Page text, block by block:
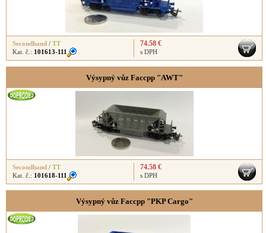
Secondhand / TT
Kat. č.: 101613-111
74.58 €
s DPH
Výsypný vůz Faccpp "AWT"
Secondhand / TT
Kat. č.: 101618-111
74.58 €
s DPH
Výsypný vůz Faccpp "PKP Cargo"